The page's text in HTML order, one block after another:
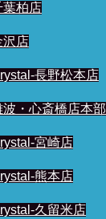
葉柏店
沢店
長野松本店
波・心斎橋店本部
宮崎店
熊本店
久留米店